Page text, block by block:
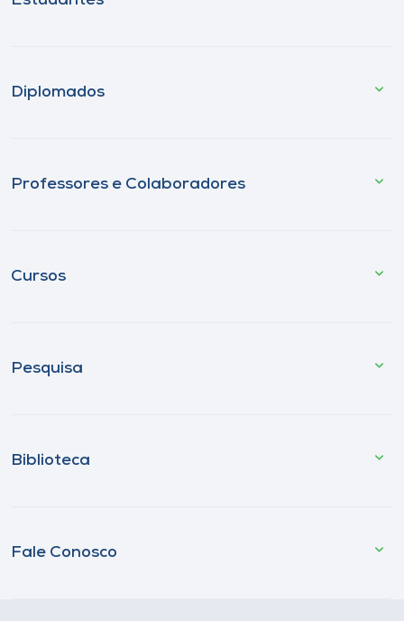
Diplomados
Professores e Colaboradores
Cursos
Pesquisa
Biblioteca
Fale Conosco